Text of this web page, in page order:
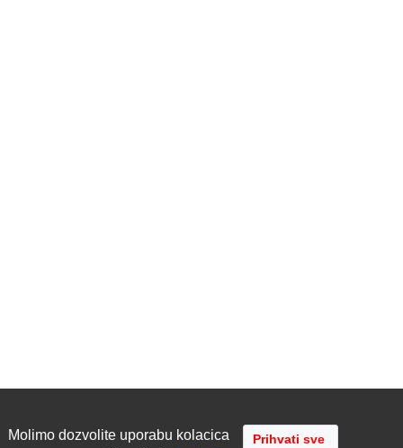
Molimo dozvolite uporabu kolacica